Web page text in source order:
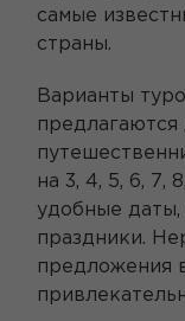
самые
страны.
Варианты
предлагаются
на 3, 4, 5, 6, 7,
удобные
праздники.
предложения